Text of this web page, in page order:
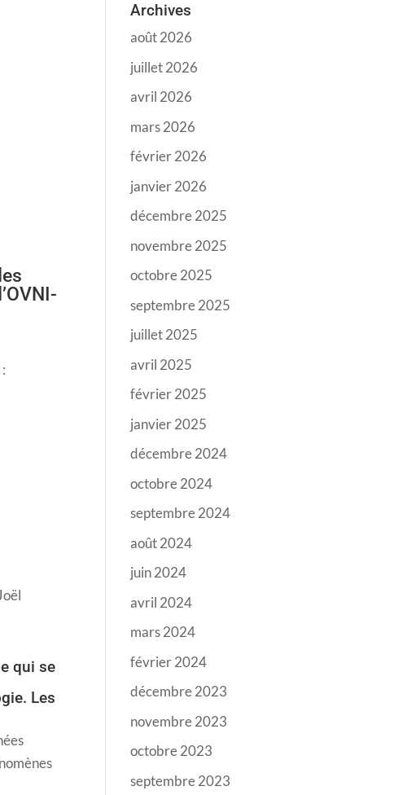
qui se
Les
Archives
août 2026
juillet 2026
avril 2026
mars 2026
février 2026
janvier 2026
décembre 2025
novembre 2025
octobre 2025
septembre 2025
juillet 2025
avril 2025
février 2025
janvier 2025
décembre 2024
octobre 2024
septembre 2024
août 2024
juin 2024
avril 2024
mars 2024
février 2024
décembre 2023
novembre 2023
octobre 2023
septembre 2023